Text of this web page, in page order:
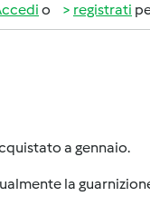
o registrati
a gennaio.
la